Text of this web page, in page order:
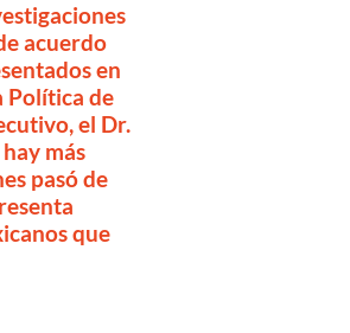
acuerdo
en
Política de
el Dr.
más
pasó de
que